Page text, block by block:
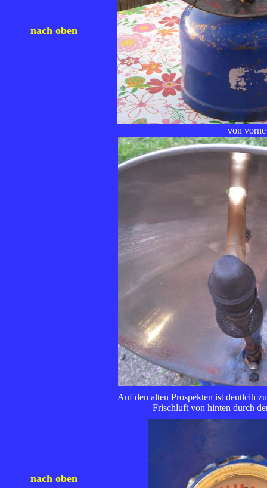
nach oben
nach oben
von vorne
Auf den alten Prospekten ist deutlcih
Frischluft von hinten durch